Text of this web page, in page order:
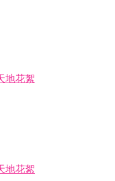
地花絮
地花絮